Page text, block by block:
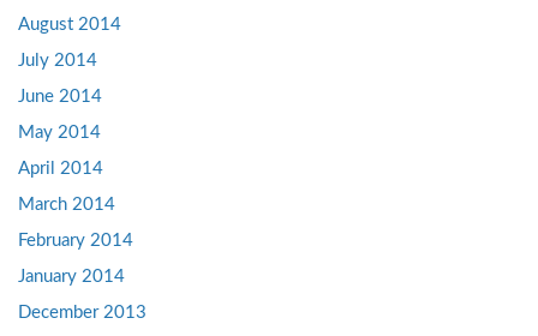
August 2014
July 2014
June 2014
May 2014
April 2014
March 2014
February 2014
January 2014
December 2013